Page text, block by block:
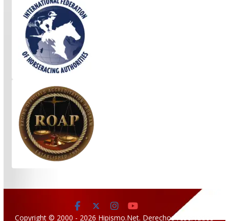
Copyright © 2000 - 2026 Hipismo.Net. Derechos reservados